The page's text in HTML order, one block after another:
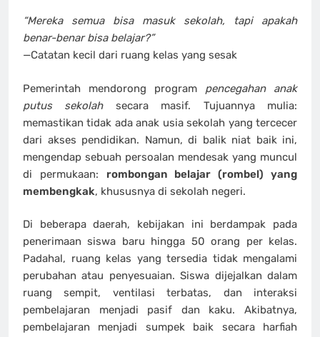
“Mereka semua bisa masuk sekolah, tapi apakah
benar-benar bisa belajar?”
—Catatan kecil dari ruang kelas yang sesak
Pemerintah mendorong program pencegahan anak
putus sekolahsecara masif. Tujuannya mulia:
memastikan tidak ada anak usia sekolah yang tercecer
dari akses pendidikan. Namun, di balik niat baik ini,
mengendap sebuah persoalan mendesak yang muncul
di permukaan: rombongan belajar (rombel) yang
membengkak, khususnya di sekolah negeri.
Di beberapa daerah, kebijakan ini berdampak pada
penerimaan siswa baru hingga 50 orang per kelas.
Padahal, ruang kelas yang tersedia tidak mengalami
perubahan atau penyesuaian. Siswa dijejalkan dalam
ruang sempit, ventilasi terbatas, dan interaksi
pembelajaran menjadi pasif dan kaku. Akibatnya,
pembelajaran menjadi sumpek baik secara harfiah